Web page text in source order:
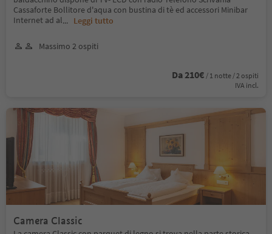
Cassaforte Bollitore d'aqua con bustina di tè ed accessori Minibar
Internet ad al... Leggi tutto
Massimo 2 ospiti
Da 210€ / 1 notte / 2 ospiti
IVA incl.
Camera Classic